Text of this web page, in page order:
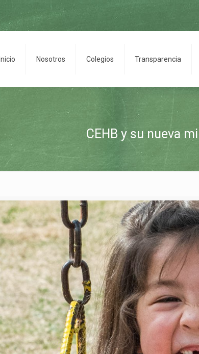
Inicio Nosotros Colegios Transparencia
CEHB y su nueva